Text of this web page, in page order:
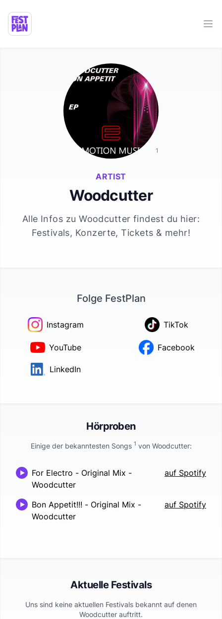
ARTIST
Woodcutter
Alle Infos zuWoodcutter findest du hier:
Festivals, Konzerte, Tickets & mehr!
1
Folge FestPlan
Instagram TikTok
YouTube Facebook
LinkedIn
Hörproben
Einige der bekanntesten Songs 1 von Woodcutter:
For Electro - Original Mix -
Woodcutter
auf Spotify
Bon Appetit!!! - Original Mix -
Woodcutter
auf Spotify
Aktuelle Festivals
Uns sind keine aktuellen Festivals bekannt auf denen
Woodcutter auftritt.